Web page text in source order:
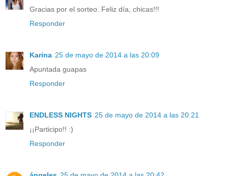
Gracias por el sorteo. Feliz día, chicas!!!
Responder
Karina 25 de mayo de 2014 a las 20:09
Apuntada guapas
Responder
ENDLESS NIGHTS 25 de mayo de 2014 a las 20:21
¡¡Participo!! :)
Responder